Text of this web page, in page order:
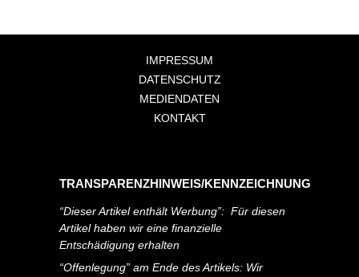
IMPRESSUM
DATENSCHUTZ
MEDIENDATEN
KONTAKT
TRANSPARENZHINWEIS/KENNZEICHNUNG
“Dieser Artikel enthält Werbung”: Für diesen
Artikel haben wir eine finanzielle
Entschädigung erhalten
“Offenlegung” am Ende des Artikels: Wir